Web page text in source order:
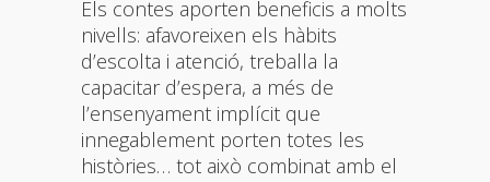
Els contes aporten beneficis a molts
nivells: afavoreixen els hàbits
d’escolta i atenció, treballa la
capacitar d’espera, a més de
l’ensenyament implícit que
innegablement porten totes les
històries… tot això combinat amb el